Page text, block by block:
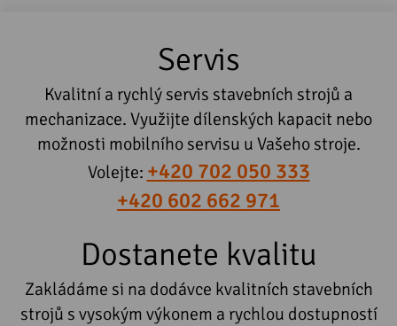
Servis
Kvalitní a rychlý servis stavebních strojů a
mechanizace. Využijte dílenských kapacit nebo
možnosti mobilního servisu u Vašeho stroje.
Volejte: +420 702 050 333
+420 602 662 971
Dostanete kvalitu
Zakládáme si na dodávce kvalitních stavebních
strojů s vysokým výkonem a rychlou dostupností